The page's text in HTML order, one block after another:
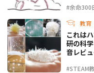
#余命300
教育
#STEAM
これは
研の科
音レビュ